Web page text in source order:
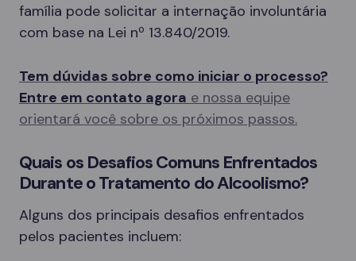
família pode solicitar a internação involuntária
com base na Lei nº 13.840/2019.
Tem dúvidas sobre como iniciar o processo?
Entre em contato agora e nossa equipe
orientará você sobre os próximos passos.
Quais os Desafios Comuns Enfrentados
Durante o Tratamento do Alcoolismo?
Alguns dos principais desafios enfrentados
pelos pacientes incluem: